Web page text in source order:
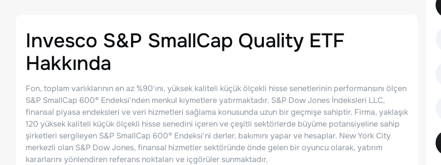
Invesco S&P SmallCap Quality ETF
Hakkında
Fon, toplam varlıklarının en az %90'ını, yüksek kaliteli küçük ölçekli hisse senetlerinin performansını ölçen
S&P SmallCap 600® Endeksi'nden menkul kıymetlere yatırmaktadır. S&P Dow Jones İndeksleri LLC,
finansal piyasa endeksleri ve veri hizmetleri sağlama konusunda uzun bir geçmişe sahiptir. Firma, yaklaşık
120 yüksek kaliteli küçük ölçekli hisse senedini içeren ve çeşitli sektörlerde büyüme potansiyeline sahip
şirketleri sergileyen S&P SmallCap 600® Endeksi'ni derler, bakımını yapar ve hesaplar. New York City
merkezli olan S&P Dow Jones, finansal hizmetler sektöründe önde gelen bir oyuncu olarak, yatırım
kararlarını yönlendiren referans noktaları ve içgörüler sunmaktadır.